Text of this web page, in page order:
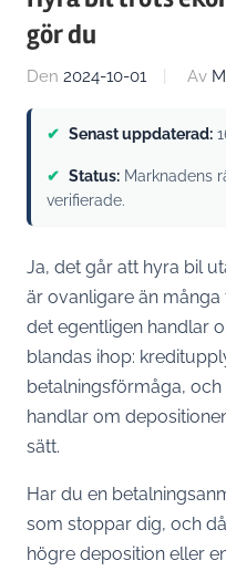
gör du
Den 2024-10-01 Av
✔ Senast uppdaterad:
✔ Status: Marknadens
verifierade.
Ja, det går att hyra bil
är ovanligare än
det egentligen handlar
blandas ihop:
betalningsförmåga,
handlar om
sätt.
Har du en
som stoppar dig, och
högre deposition eller